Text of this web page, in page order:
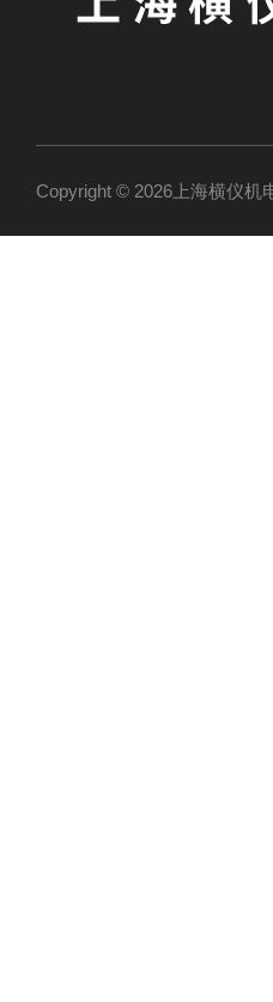
Copyright © 2026上海横仪